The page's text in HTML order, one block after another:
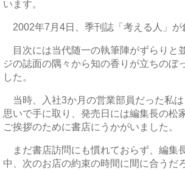
います。
2002年7月4日、季刊誌「考える人」が
目次には当代随一の執筆陣がずらりと
ジの誌面の隅々から知の香りが立ちのぼ
した。
当時、入社3か月の営業部員だった私
思いで手に取り、発売日には編集長の松
ご挨拶のために書店にうかがいました。
まだ書店訪問にも慣れておらず、編集
中、次のお店の約束の時間に間に合うだ